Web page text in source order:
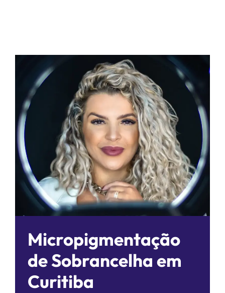
Micropigmentação
de Sobrancelha em
Curitiba